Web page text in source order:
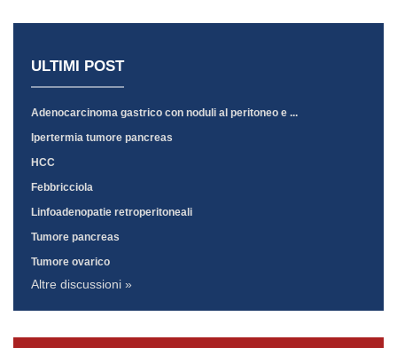
ULTIMI POST
Adenocarcinoma gastrico con noduli al peritoneo e ...
Ipertermia tumore pancreas
HCC
Febbricciola
Linfoadenopatie retroperitoneali
Tumore pancreas
Tumore ovarico
Altre discussioni »